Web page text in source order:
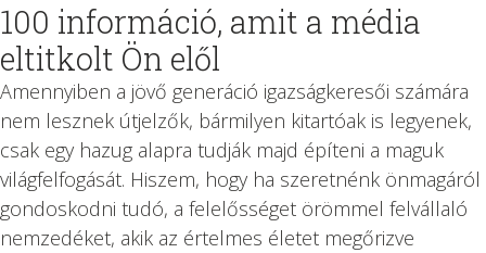
100 információ, amit a média
eltitkolt Ön elől
Amennyiben a jövő generáció igazságkeresői számára
nem lesznek útjelzők, bármilyen kitartóak is legyenek,
csak egy hazug alapra tudják majd építeni a maguk
világfelfogását. Hiszem, hogy ha szeretnénk önmagáról
gondoskodni tudó, a felelősséget örömmel felvállaló
nemzedéket, akik az értelmes életet megőrizve